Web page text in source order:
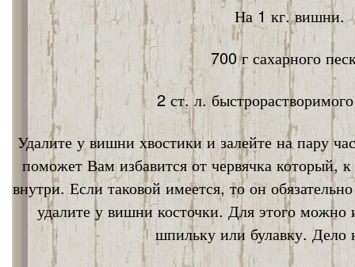
На 1 кг. вишни.
700 г сахарного
2 ст. л.
Удалите у вишни хвостики и залейте на пару
поможет Вам избавится от червячка который,
внутри. Если таковой имеется, то он
удалите у вишни косточки. Для этого можно
шпильку или булавку. Дело